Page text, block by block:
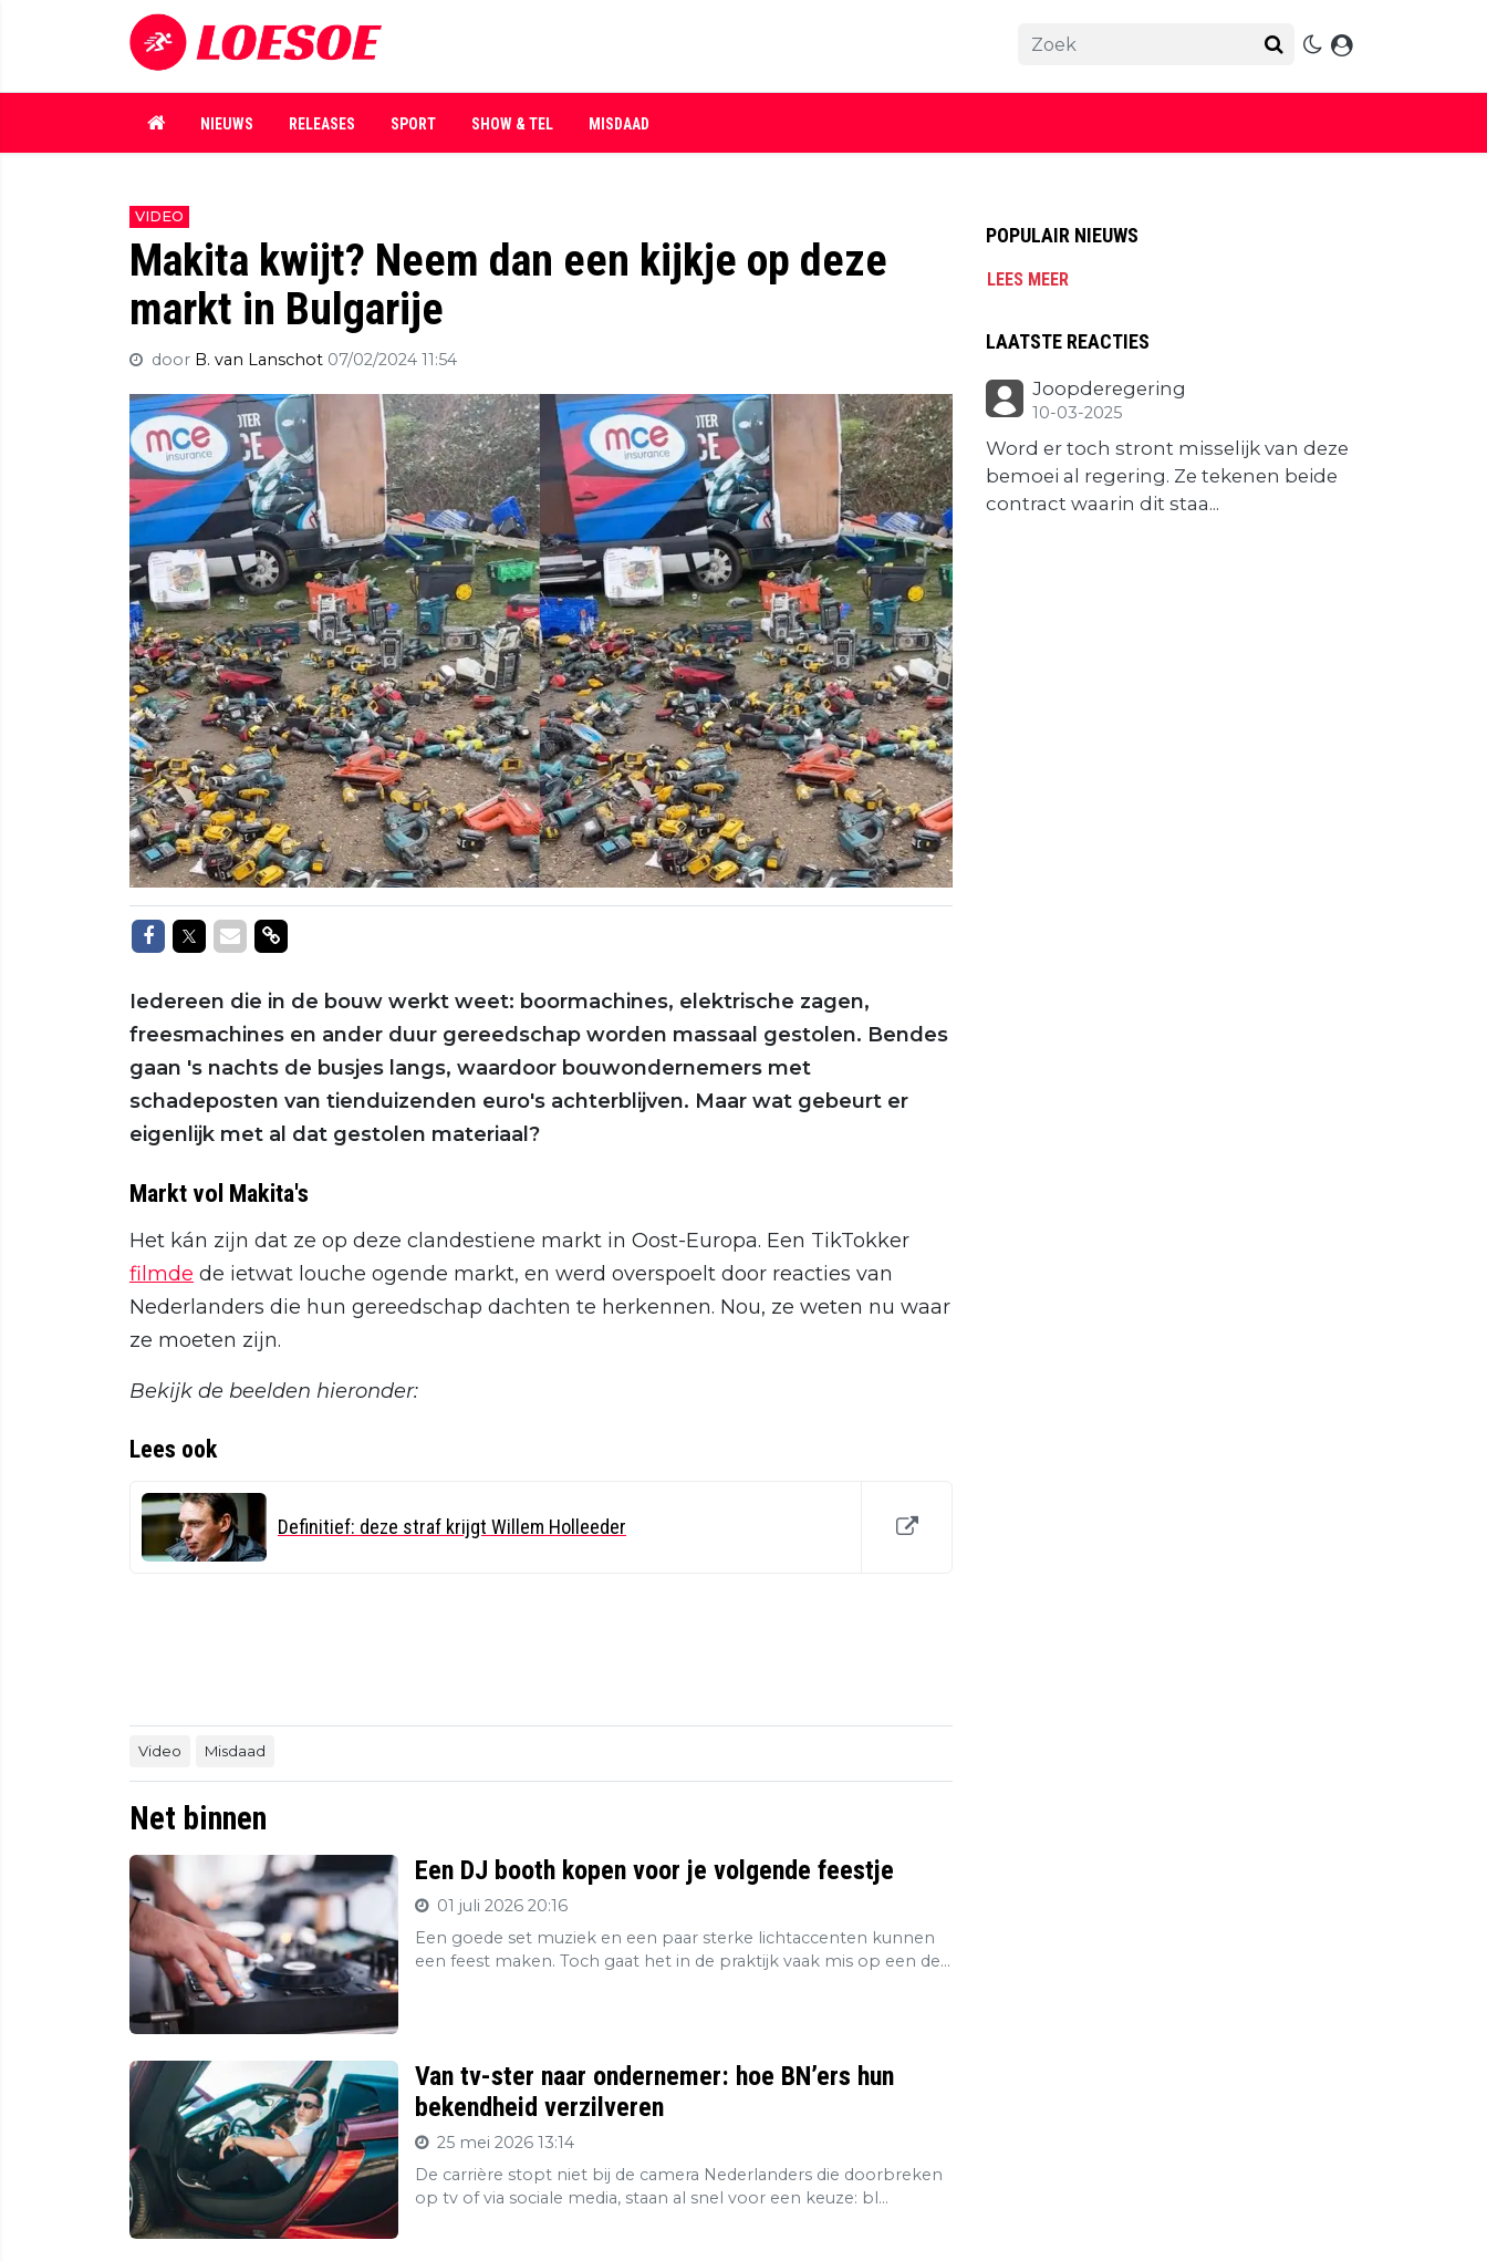
NIEUWS RELEASES SPORT SHOW & TEL MISDAAD
VIDEO
Makita kwijt? Neem dan een kijkje op deze
markt in Bulgarije
door B. van Lanschot 07/02/2024 11:54
Delen op Facebook
Delen op Twitter
Delen via Mail
Delen via link
Iedereen die in de bouw werkt weet: boormachines, elektrische zagen,
freesmachines en ander duur gereedschap worden massaal gestolen. Bendes
gaan 's nachts de busjes langs, waardoor bouwondernemers met
schadeposten van tienduizenden euro's achterblijven. Maar wat gebeurt er
eigenlijk met al dat gestolen materiaal?
Markt vol Makita's
Het kán zijn dat ze op deze clandestiene markt in Oost-Europa. Een TikTokker
filmde de ietwat louche ogende markt, en werd overspoelt door reacties van
Nederlanders die hun gereedschap dachten te herkennen. Nou, ze weten nu waar
ze moeten zijn.
Bekijk de beelden hieronder:
Lees ook
Definitief: deze straf krijgt Willem Holleeder
Video Misdaad
Net binnen
Een DJ booth kopen voor je volgende feestje
01 juli 2026 20:16
Een goede set muziek en een paar sterke lichtaccenten kunnen
een feest maken. Toch gaat het in de praktijk vaak mis op een de...
Van tv-ster naar ondernemer: hoe BN’ers hun
bekendheid verzilveren
25 mei 2026 13:14
De carrière stopt niet bij de camera Nederlanders die doorbreken
op tv of via sociale media, staan al snel voor een keuze: bl...
POPULAIR NIEUWS
LEES MEER
LAATSTE REACTIES
Joopderegering
10-03-2025
Word er toch stront misselijk van deze
bemoei al regering. Ze tekenen beide
contract waarin dit staa...